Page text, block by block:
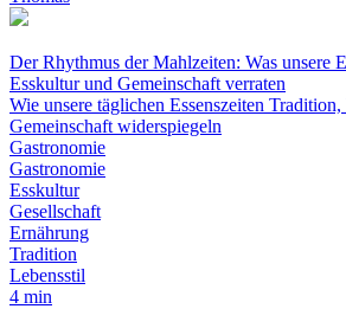
Der Rhythmus der Mahlzeiten: Was unsere
Esskultur und Gemeinschaft verraten
Wie unsere täglichen Essenszeiten
Gemeinschaft widerspiegeln
Gastronomie
Gastronomie
Esskultur
Gesellschaft
Ernährung
Tradition
Lebensstil
4 min